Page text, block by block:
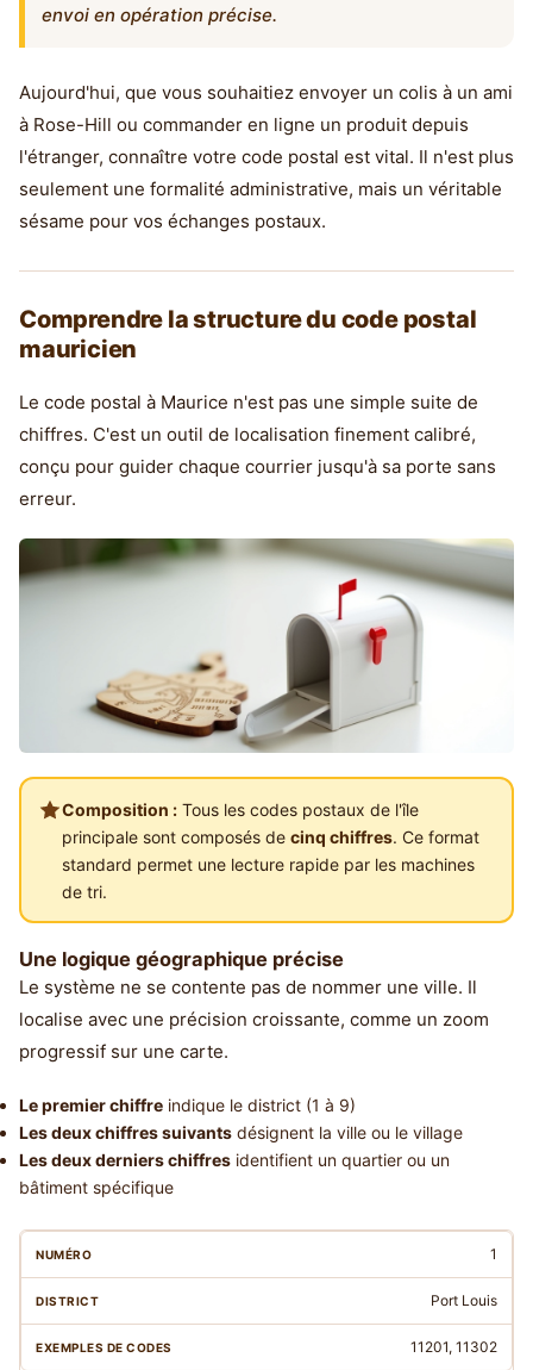
envoi en opération précise.
Aujourd'hui, que vous souhaitiez envoyer un colis à un ami
à Rose-Hill ou commander en ligne un produit depuis
l'étranger, connaître votre code postal est vital. Il n'est plus
seulement une formalité administrative, mais un véritable
sésame pour vos échanges postaux.
Comprendre la structure du code postal
mauricien
Le code postal à Maurice n'est pas une simple suite de
chiffres. C'est un outil de localisation finement calibré,
conçu pour guider chaque courrier jusqu'à sa porte sans
erreur.
Composition :Tous les codes postaux de l'île
principale sont composés de cinq chiffres. Ce format
standard permet une lecture rapide par les machines
de tri.
Une logique géographique précise
Le système ne se contente pas de nommer une ville. Il
localise avec une précision croissante, comme un zoom
progressif sur une carte.
Le premier chiffre indique le district (1 à 9)
Les deux chiffres suivants désignent la ville ou le village
Les deux derniers chiffres identifient un quartier ou un
bâtiment spécifique
1
Port Louis
11201, 11302